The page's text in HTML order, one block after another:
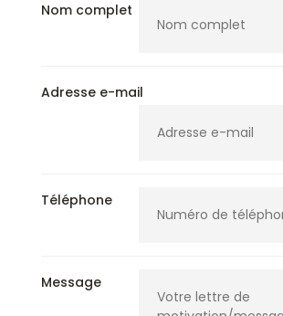
Nom complet
Adresse e-mail
Téléphone
Message